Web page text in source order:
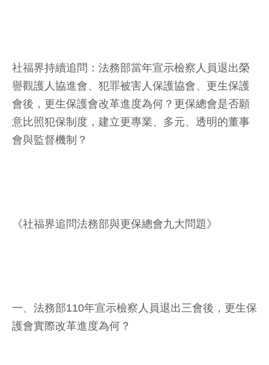
社福界持續追問：法務部當年宣示檢察人員退出榮
譽觀護人協進會、犯罪被害人保護協會、更生保護
會後，更生保護會改革進度為何？更保總會是否願
意比照犯保制度，建立更專業、多元、透明的董事
會與監督機制？
《社福界追問法務部與更保總會九大問題》
一、法務部110年宣示檢察人員退出三會後，更生保
護會實際改革進度為何？